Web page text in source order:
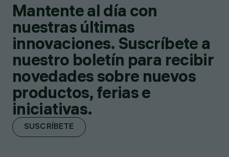
Mantente al día con
nuestras últimas
innovaciones. Suscríbete a
nuestro boletín para recibir
novedades sobre nuevos
productos, ferias e
iniciativas.
SUSCRÍBETE